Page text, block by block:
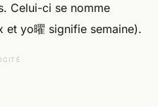
Celui-ci se nomme
et yo曜 signifie semaine).